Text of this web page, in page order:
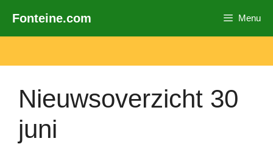
naar
inhoud
Fonteine.com Menu
Nieuwsoverzicht 30
juni